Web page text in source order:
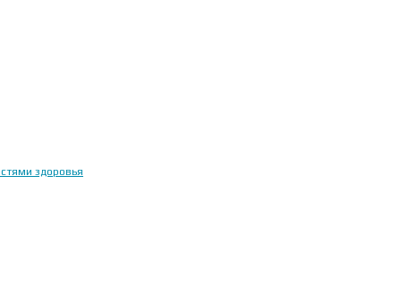
здоровья